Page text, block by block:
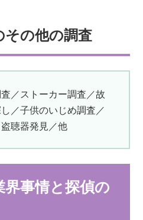
その他の調査
／ストーカー調査／故
／子供のいじめ調査／
聴器発見／他
事情と探偵の